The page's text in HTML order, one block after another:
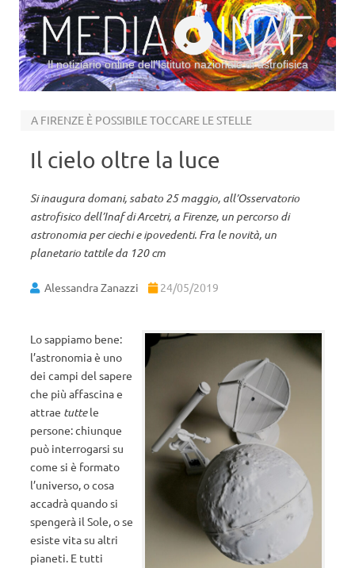
Il notiziario online dell’Istituto nazionale di astrofisica
A FIRENZE È POSSIBILE TOCCARE LE STELLE
Il cielo oltre la luce
Si inaugura domani, sabato 25 maggio, all’Osservatorio
astrofisico dell’Inaf di Arcetri, a Firenze, un percorso di
astronomia per ciechi e ipovedenti. Fra le novità, un
planetario tattile da 120 cm
Alessandra Zanazzi 24/05/2019
Lo sappiamo bene:
l’astronomia è uno
dei campi del sapere
che più affascina e
attrae tuttele
persone: chiunque
può interrogarsi su
come si è formato
l’universo, o cosa
accadrà quando si
spengerà il Sole, o se
esiste vita su altri
pianeti. E tutti